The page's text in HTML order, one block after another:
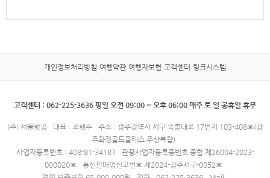
개인정보처리방침 여행약관 여행자보험 고객센터 링크시스템
고객센터 : 062-225-3636 평일 오전 09:00 ~ 오후 06:00 매주 토 일 공휴일 휴무
(주) 서울항공 대표 : 조행수
주소 : 광주광역시 서구 죽봉대로 17번지 103-408호(광
주화정골드클래스 주상복합)
사업자등록번호 : 408-81-34187
관광사업자등록증번호 종합 제26004-2023-
000020호
통신판매업신고번호 제2024-광주서구-0052호